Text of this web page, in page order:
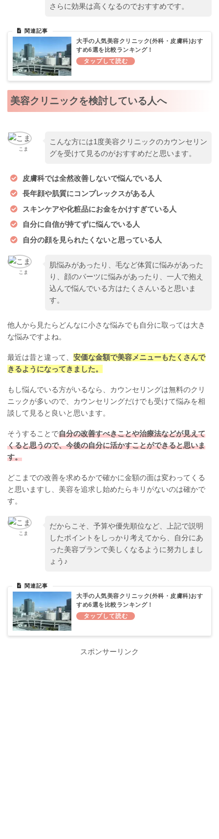
さらに効果は高くなるのでおすすめです。
大手の人気美容クリニック(外科・皮膚科)おす
すめ6選を比較ランキング！
美容クリニックを検討している人へ
こま
こんな方には1度美容クリニックのカウンセリン
グを受けて見るのがおすすめだと思います。
皮膚科では全然改善しないで悩んでいる人
長年顔や肌質にコンプレックスがある人
スキンケアや化粧品にお金をかけすぎている人
自分に自信が持てずに悩んでいる人
自分の顔を見られたくないと思っている人
こま
肌悩みがあったり、毛など体質に悩みがあった
り、顔のパーツに悩みがあったり、一人で抱え
込んで悩んでいる方はたくさんいると思いま
す。
他人から見たらどんなに小さな悩みでも自分に取っては大き
な悩みですよね。
最近は昔と違って、 安価な金額で美容メニューもたくさんで
きるようになってきました。
もし悩んでいる方がいるなら、カウンセリングは無料のクリ
ニックが多いので、カウンセリングだけでも受けて悩みを相
談して見ると良いと思います。
そうすることで自分の改善すべきことや治療法などが見えて
くると思うので、今後の自分に活かすことができると思いま
す。
どこまでの改善を求めるかで確かに金額の面は変わってくる
と思いますし、美容を追求し始めたらキリがないのは確かで
す。
こま
だからこそ、予算や優先順位など、上記で説明
したポイントをしっかり考えてから、自分にあ
った美容プランで美しくなるように努力しまし
ょう♪
大手の人気美容クリニック(外科・皮膚科)おす
すめ6選を比較ランキング！
スポンサーリンク